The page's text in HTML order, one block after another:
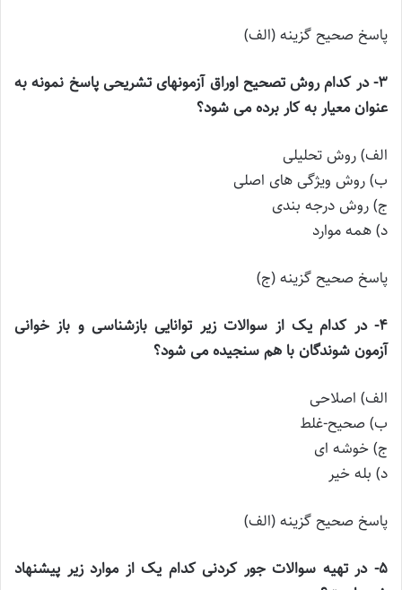
پاسخ صحیح گزینه (الف)
۳- در کدام روش تصحیح اوراق آزمونهای تشریحی پاسخ نمونه به
عنوان معیار به کار برده می شود؟
الف) روش تحلیلی
ب) روش ویژگی های اصلی
ج) روش درجه بندی
د) همه موارد
پاسخ صحیح گزینه (ج)
۴- در کدام یک از سوالات زیر توانایی بازشناسی و باز خوانی
آزمون شوندگان با هم سنجیده می شود؟
الف) اصلاحی
ب) صحیح-غلط
ج) خوشه ای
د) بله خیر
پاسخ صحیح گزینه (الف)
۵- در تهیه سوالات جور کردنی کدام یک از موارد زیر پیشنهاد